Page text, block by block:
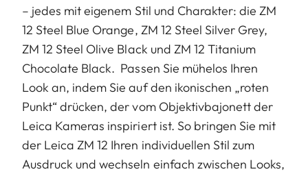
– jedes mit eigenem Stil und Charakter: die ZM
12 Steel Blue Orange, ZM 12 Steel Silver Grey,
ZM 12 Steel Olive Black und ZM 12 Titanium
Chocolate Black. Passen Sie mühelos Ihren
Look an, indem Sie auf den ikonischen „roten
Punkt“ drücken, der vom Objektivbajonett der
Leica Kameras inspiriert ist. So bringen Sie mit
der Leica ZM 12 Ihren individuellen Stil zum
Ausdruck und wechseln einfach zwischen Looks,